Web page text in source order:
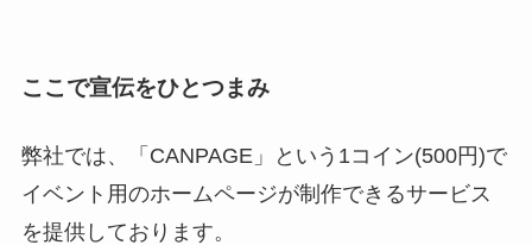
ここで宣伝をひとつまみ
弊社では、「CANPAGE」という1コイン(500円)で
イベント用のホームページが制作できるサービス
を提供しております。